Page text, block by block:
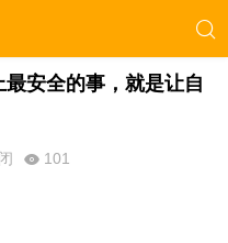
安全的事，就是让自
101